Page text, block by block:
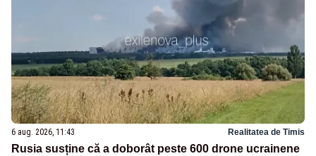
6 aug. 2026, 11:43 Realitatea de Timis
Rusia susține că a doborât peste 600 drone ucrainene